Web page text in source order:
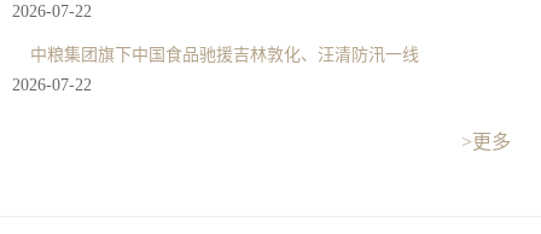
2026-07-22
中粮集团旗下中国食品驰援吉林敦化、汪清防汛一线
2026-07-22
>更多